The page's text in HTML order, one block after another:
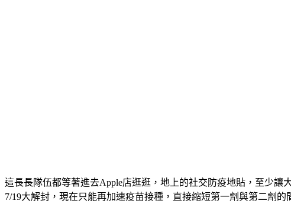
這長長隊伍都等著進去Apple店逛逛，地上的社交防疫地貼，至少讓
7/19大解封，現在只能再加速疫苗接種，直接縮短第一劑與第二劑